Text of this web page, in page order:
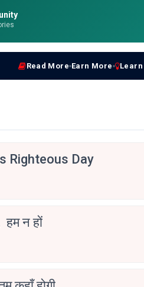
Read More Earn More Learn
Righteous Day
न हों